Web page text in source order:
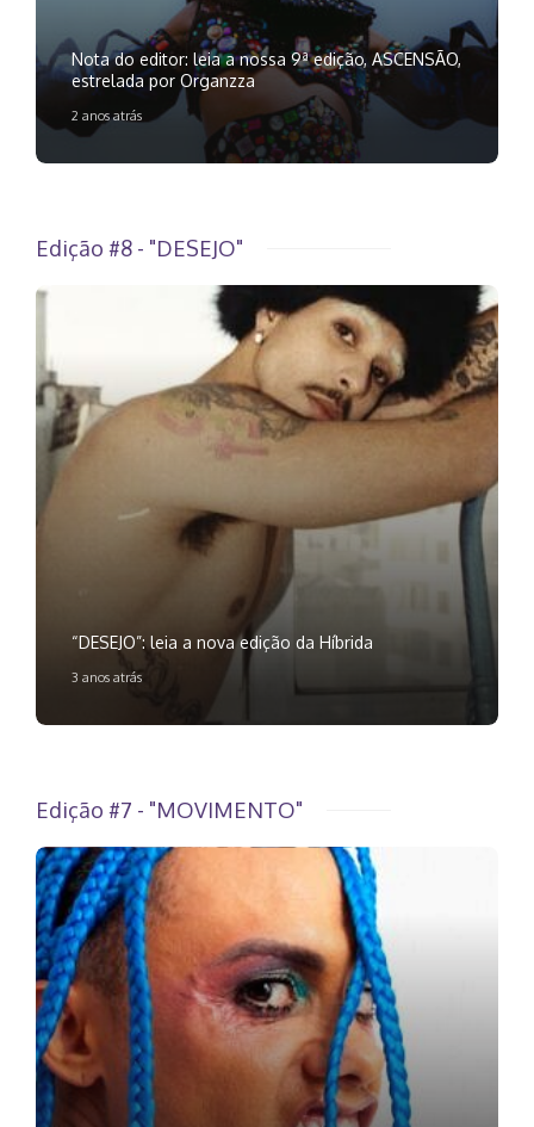
Nota do editor: leia a nossa 9ª edição, ASCENSÃO,
estrelada por Organzza
2 anos atrás
Edição #8 - "DESEJO"
“DESEJO”: leia a nova edição da Híbrida
3 anos atrás
Edição #7 - "MOVIMENTO"